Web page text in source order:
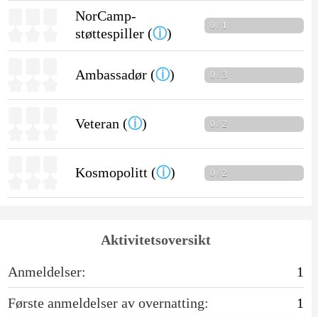
NorCamp-
støttespiller (ⓘ)
0 / 1
Ambassadør (ⓘ) 0 / 3
Veteran (ⓘ) 0 / 2
Kosmopolitt (ⓘ) 0 / 2
Aktivitetsoversikt
Anmeldelser:
1
Første anmeldelser av overnatting:
1